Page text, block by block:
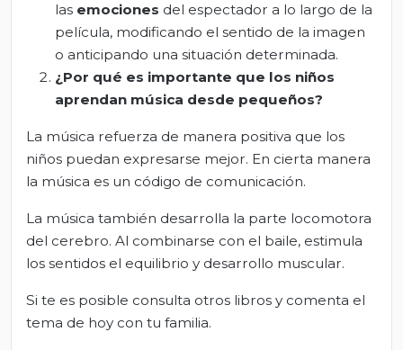
las emociones del espectador a lo largo de la
película, modificando el sentido de la imagen
o anticipando una situación determinada.
¿Por qué es importante que los niños
aprendan música desde pequeños?
La música refuerza de manera positiva que los
niños puedan expresarse mejor. En cierta manera
la música es un código de comunicación.
La música también desarrolla la parte locomotora
del cerebro. Al combinarse con el baile, estimula
los sentidos el equilibrio y desarrollo muscular.
Si te es posible consulta otros libros y comenta el
tema de hoy con tu familia.